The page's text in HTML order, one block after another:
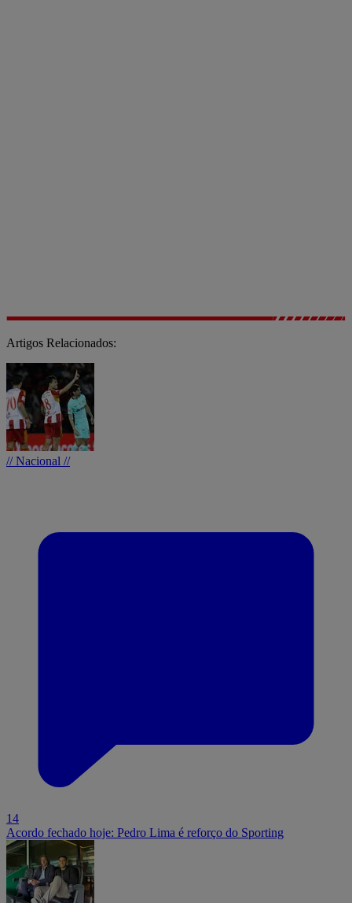
Artigos Relacionados:
// Nacional //
14
Acordo fechado hoje: Pedro Lima é reforço do Sporting